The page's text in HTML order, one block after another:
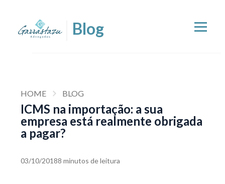
HOME BLOG
ICMS na importação: a sua
empresa está realmente obrigada
a pagar?
03/10/20188 minutos de leitura